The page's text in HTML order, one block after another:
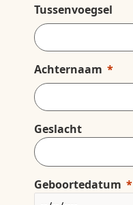
Tussenvoegsel
Achternaam
Geslacht
Geboortedatum